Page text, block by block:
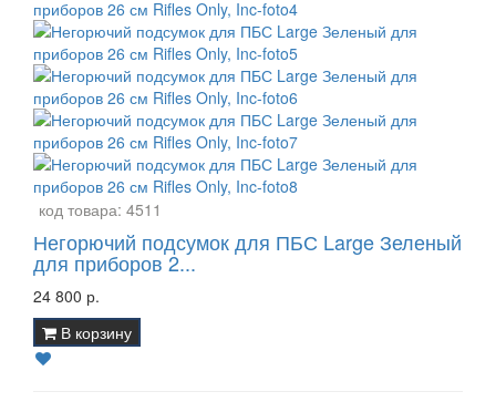
код товара: 4511
Негорючий подсумок для ПБС Large Зеленый
для приборов 2...
24 800 р.
В корзину